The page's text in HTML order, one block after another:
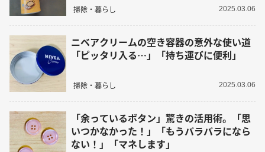
掃除・暮らし 2025.03.06
ニベアクリームの空き容器の意外な使い道
「ピッタリ入る…」「持ち運びに便利」
掃除・暮らし 2025.03.06
「余っているボタン」驚きの活用術。「思
いつかなかった！」「もうバラバラになら
ない！」「マネします」